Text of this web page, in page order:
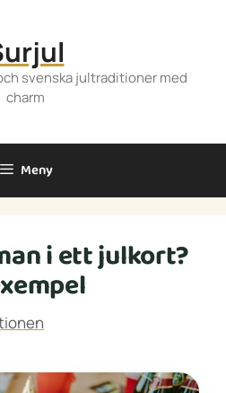
svenska jultraditioner med
charm
Meny
i ett julkort?